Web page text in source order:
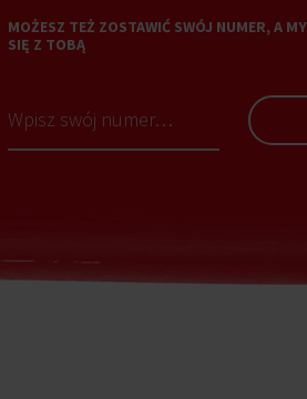
MOŻESZ TEŻ ZOSTAWIĆ SWÓJ NUMER, A
SIĘ Z TOBĄ